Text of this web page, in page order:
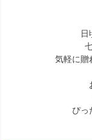
日
気軽に贈
ぴっ